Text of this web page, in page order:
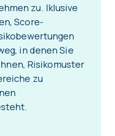
zu. Iklusive
Score-
in denen Sie
Risikomuster
zu